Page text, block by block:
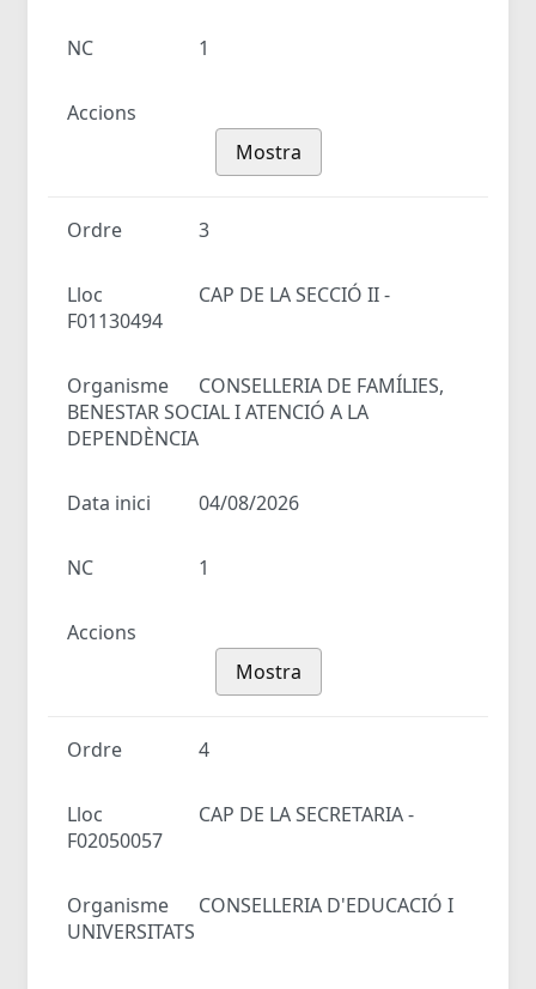
NC 1
Accions
Mostra
Ordre 3
Lloc
CAP DE LA SECCIÓ II -
F01130494
Organisme
CONSELLERIA DE FAMÍLIES,
BENESTAR SOCIAL I ATENCIÓ A LA
DEPENDÈNCIA
Data inici 04/08/2026
NC 1
Accions
Mostra
Ordre 4
Lloc
CAP DE LA SECRETARIA -
F02050057
Organisme
CONSELLERIA D'EDUCACIÓ I
UNIVERSITATS